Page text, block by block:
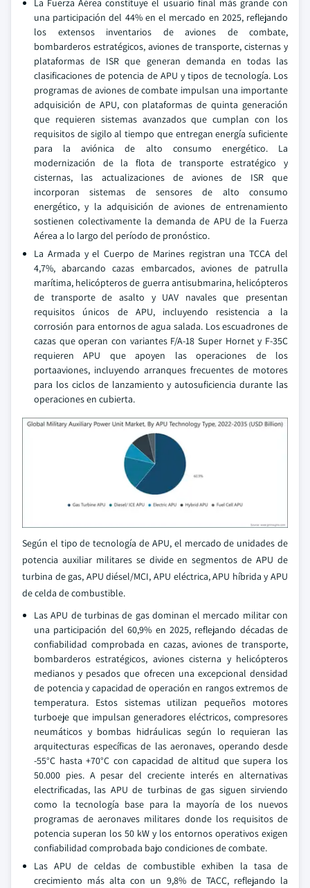
La Fuerza Aérea constituye el usuario final más grande con
una participación del 44% en el mercado en 2025, reflejando
los extensos inventarios de aviones de combate,
bombarderos estratégicos, aviones de transporte, cisternas y
plataformas de ISR que generan demanda en todas las
clasificaciones de potencia de APU y tipos de tecnología. Los
programas de aviones de combate impulsan una importante
adquisición de APU, con plataformas de quinta generación
que requieren sistemas avanzados que cumplan con los
requisitos de sigilo al tiempo que entregan energía suficiente
para la aviónica de alto consumo energético. La
modernización de la flota de transporte estratégico y
cisternas, las actualizaciones de aviones de ISR que
incorporan sistemas de sensores de alto consumo
energético, y la adquisición de aviones de entrenamiento
sostienen colectivamente la demanda de APU de la Fuerza
Aérea a lo largo del período de pronóstico.
La Armada y el Cuerpo de Marines registran una TCCA del
4,7%, abarcando cazas embarcados, aviones de patrulla
marítima, helicópteros de guerra antisubmarina, helicópteros
de transporte de asalto y UAV navales que presentan
requisitos únicos de APU, incluyendo resistencia a la
corrosión para entornos de agua salada. Los escuadrones de
cazas que operan con variantes F/A-18 Super Hornet y F-35C
requieren APU que apoyen las operaciones de los
portaaviones, incluyendo arranques frecuentes de motores
para los ciclos de lanzamiento y autosuficiencia durante las
operaciones en cubierta.
Según el tipo de tecnología de APU, el mercado de unidades de
potencia auxiliar militares se divide en segmentos de APU de
turbina de gas, APU diésel/MCI, APU eléctrica, APU híbrida y APU
de celda de combustible.
Las APU de turbinas de gas dominan el mercado militar con
una participación del 60,9% en 2025, reflejando décadas de
confiabilidad comprobada en cazas, aviones de transporte,
bombarderos estratégicos, aviones cisterna y helicópteros
medianos y pesados que ofrecen una excepcional densidad
de potencia y capacidad de operación en rangos extremos de
temperatura. Estos sistemas utilizan pequeños motores
turboeje que impulsan generadores eléctricos, compresores
neumáticos y bombas hidráulicas según lo requieran las
arquitecturas específicas de las aeronaves, operando desde
-55°C hasta +70°C con capacidad de altitud que supera los
50.000 pies. A pesar del creciente interés en alternativas
electrificadas, las APU de turbinas de gas siguen sirviendo
como la tecnología base para la mayoría de los nuevos
programas de aeronaves militares donde los requisitos de
potencia superan los 50 kW y los entornos operativos exigen
confiabilidad comprobada bajo condiciones de combate.
Las APU de celdas de combustible exhiben la tasa de
crecimiento más alta con un 9,8% de TACC, reflejando la